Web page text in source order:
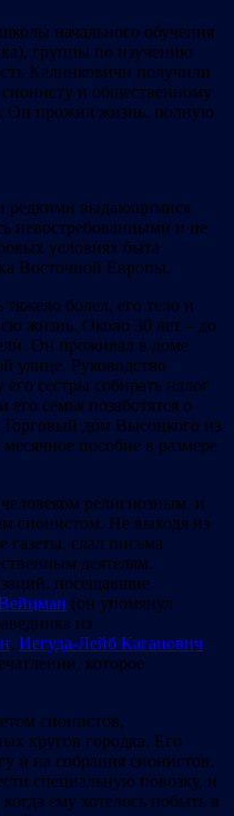
начального обучения
группы по изучению
Калинковичи получили
и общественному
Он прожил жизнь, полную
редкими выдающимися
невостребованными и не
условиях быта
Восточной Европы.
болел, его тело и
жизнь. Около 30 лет – до
Он проживал в доме
улице. Руководство
сестры собирать налог
семья позаботятся о
Торговый дом Высоцкого из
пособие в размере
религиозным, и
сионистом. Не выходя из
газеты, слал письма
деятелям.
посещавшие
(он упомянул
из
, Иегуда-Лейб Каганович
которое
сионистов,
кругов городка. Его
и на собрания сионистов.
специальную повозку, и
ему хотелось побыть в